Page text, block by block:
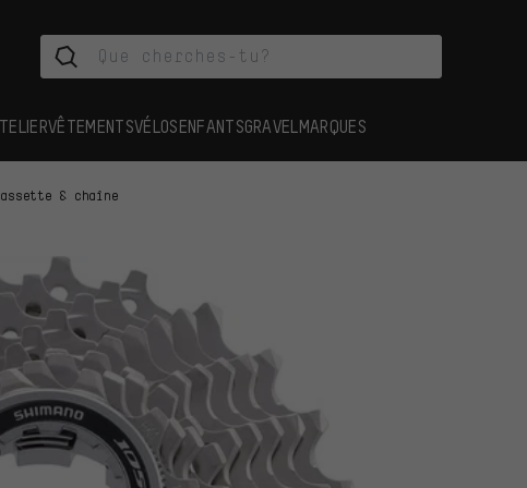
VÊTEMENTSVÉLOSENFANTSGRAVEL MARQUES
& chaîne